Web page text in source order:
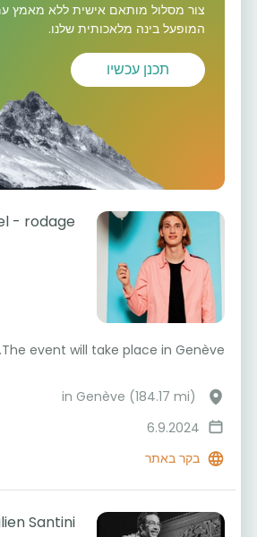
צור מסלול מותאם אישית ללא מאמץ
המופעל בינה מלאכותית שלנו.
תכנן עכשיו
- rodage.
The event will take place in Genève.
6.9.2024
בקר באתר
Santini